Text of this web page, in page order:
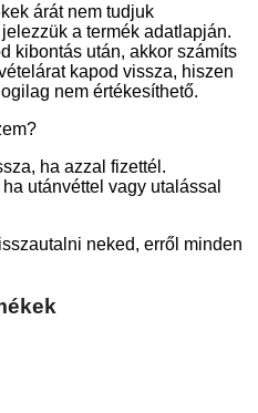
árát nem tudjuk
a termék adatlapján.
kibontás után, akkor számíts
kapod vissza, hiszen
nem értékesíthető.
ha azzal fizettél.
utánvéttel vagy utalással
neked, erről minden